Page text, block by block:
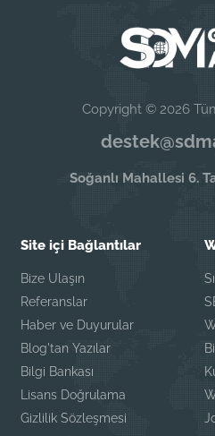
Copyright © 2026 Tüm
Soğanlı Mahallesi 6.
Site içi Bağlantılar
Bize Ulaşın
Referanslar
Haber ve Duyurular
Blog'tan Yazılar
Bilgi Bankası
Lisans Doğrulama
Gizlilik Sözleşmesi